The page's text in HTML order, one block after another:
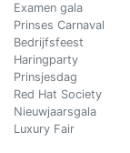
Examen gala
Prinses Carnaval
Bedrijfsfeest
Haringparty
Prinsjesdag
Red Hat Society
Nieuwjaarsgala
Luxury Fair